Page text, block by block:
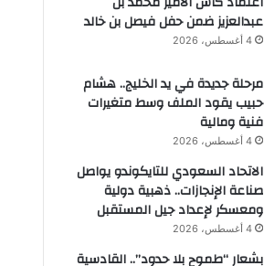
عبدالعزيز ضمن حفل فيصل بن خالد
4 أغسطس، 2026
مرحلة جديدة في يد الخليج.. هشام
حبيب يقود الملف وسط متغيرات
فنية ومالية
4 أغسطس، 2026
الاتحاد السعودي للتايكوندو يواصل
صناعة الإنجازات.. ذهبية دولية
ومعسكر لإعداد جيل المستقبل
4 أغسطس، 2026
بشعار “طموح بلا حدود”.. القادسية